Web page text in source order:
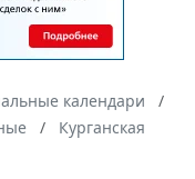
календари
Курганская